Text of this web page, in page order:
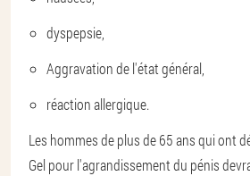
dyspepsie,
Aggravation de l'état général,
réaction allergique.
Les hommes de plus de 65 ans qui ont
Gel pour l'agrandissement du pénis